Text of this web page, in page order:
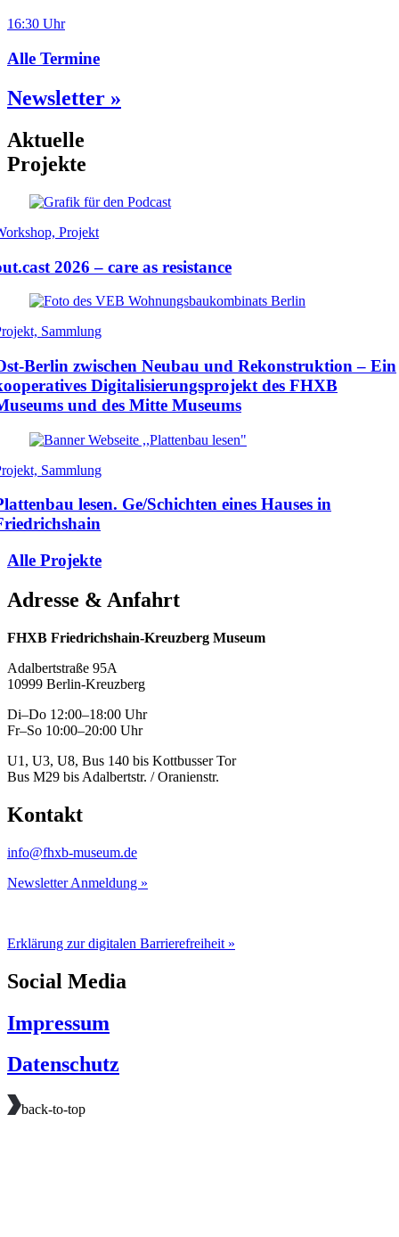
16:30 Uhr
Alle Termine
Newsletter »
Aktuelle
Projekte
Projekt
2026 – care as resistance
Sammlung
Berlin zwischen Neubau und Rekonstruktion – Ein
Digitalisierungsprojekt des FHXB
und des Mitte Museums
Sammlung
lesen. Ge/Schichten eines Hauses in
Alle Projekte
Adresse & Anfahrt
FHXB Friedrichshain-Kreuzberg Museum
Adalbertstraße 95A
10999 Berlin-Kreuzberg
Di–Do 12:00–18:00 Uhr
Fr–So 10:00–20:00 Uhr
U1, U3, U8, Bus 140 bis Kottbusser Tor
Bus M29 bis Adalbertstr. / Oranienstr.
Kontakt
info@fhxb-museum.de
Newsletter Anmeldung »
Erklärung zur digitalen Barrierefreiheit »
Social Media
Impressum
Datenschutz
back-to-top